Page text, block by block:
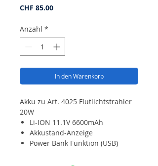
CHF 85.00Preis
Anzahl *
In den Warenkorb
Akku zu Art. 4025 Flutlichtstrahler
20W
Li-ION 11.1V 6600mAh
Akkustand-Anzeige
Power Bank Funktion (USB)